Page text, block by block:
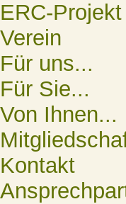
ERC-
Verein
Für uns...
Für Sie...
Von Ihnen...
Kontakt